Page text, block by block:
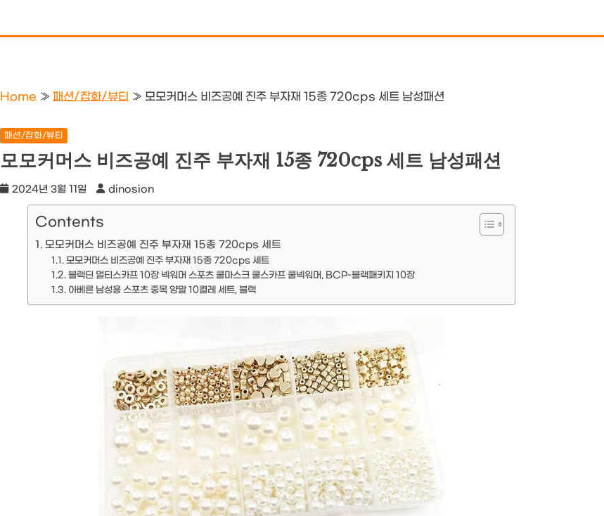
Home »패션/잡화/뷰티 » 모모커머스 비즈공예 진주 부자재 15종 720cps 세트 남성패션
패션/잡화/뷰티
모모커머스 비즈공예 진주 부자재 15종 720cps 세트 남성패션
2024년 3월 11일 dinosion
Contents
모모커머스 비즈공예 진주 부자재 15종 720cps 세트
모모커머스 비즈공예 진주 부자재 15종 720cps 세트
블랙딘 멀티스카프 10장 넥워머 스포츠 쿨마스크 쿨스카프 쿨넥워머, BCP-블랙패키지 10장
아베른 남성용 스포츠 중목 양말 10켤레 세트, 블랙